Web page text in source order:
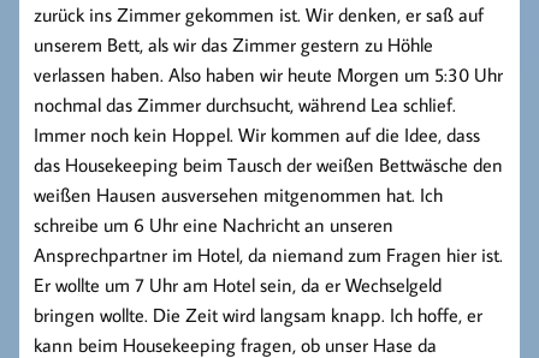
zurück ins Zimmer gekommen ist. Wir denken, er saß auf
unserem Bett, als wir das Zimmer gestern zu Höhle
verlassen haben. Also haben wir heute Morgen um 5:30 Uhr
nochmal das Zimmer durchsucht, während Lea schlief.
Immer noch kein Hoppel. Wir kommen auf die Idee, dass
das Housekeeping beim Tausch der weißen Bettwäsche den
weißen Hausen ausversehen mitgenommen hat. Ich
schreibe um 6 Uhr eine Nachricht an unseren
Ansprechpartner im Hotel, da niemand zum Fragen hier ist.
Er wollte um 7 Uhr am Hotel sein, da er Wechselgeld
bringen wollte. Die Zeit wird langsam knapp. Ich hoffe, er
kann beim Housekeeping fragen, ob unser Hase da